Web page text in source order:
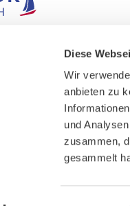
Diese
Wir
anbieten zu
und
zusammen,
gesammelt